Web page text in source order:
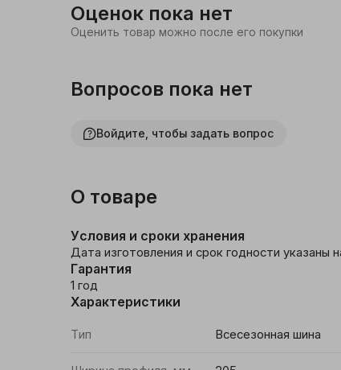
Досуг и хобби
Мужская одежда и
аксессуары
Детская одежда
Оценок пока нет
Оценить товар можно после его покупки
Вопросов пока нет
Войдите, чтобы задать вопрос
О товаре
Условия и сроки хранения
Дата изготовления и срок годности указаны
Гарантия
1 год
Характеристики
Тип Всесезонная шина